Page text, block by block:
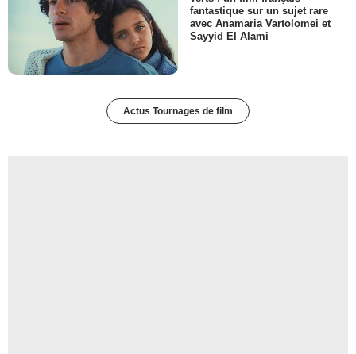
fantastique sur un sujet rare
avec Anamaria Vartolomei et
Sayyid El Alami
Actus Tournages de film